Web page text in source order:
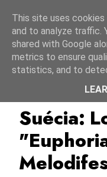
Suécia:
This site uses
and to analyze traffic.
shared with Google
metrics to ensure
statistics, and to